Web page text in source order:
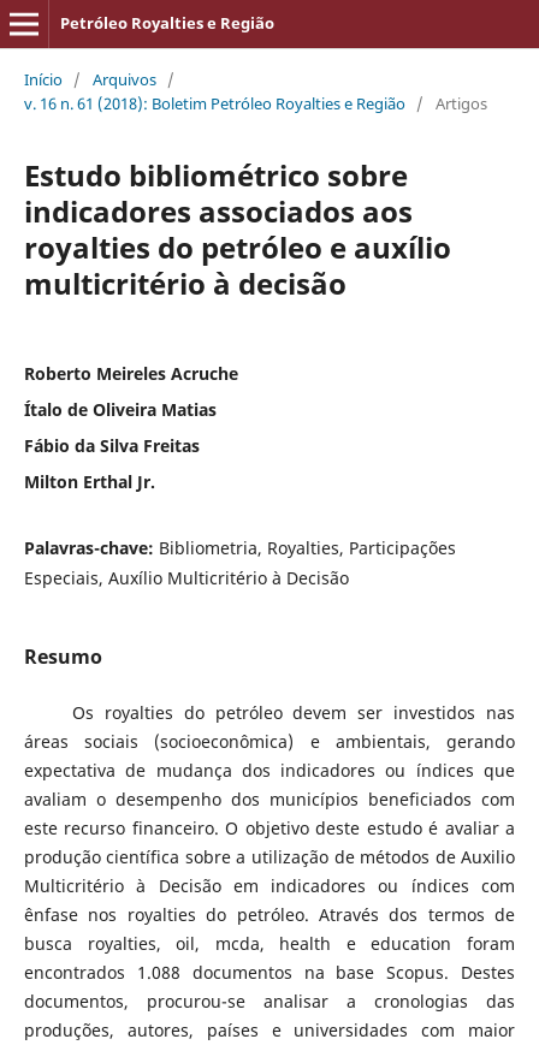
Petróleo Royalties e Região
Início / Arquivos /
v. 16 n. 61 (2018): Boletim Petróleo Royalties e Região / Artigos
Estudo bibliométrico sobre
indicadores associados aos
royalties do petróleo e auxílio
multicritério à decisão
Roberto Meireles Acruche
Ítalo de Oliveira Matias
Fábio da Silva Freitas
Milton Erthal Jr.
Palavras-chave: Bibliometria, Royalties, Participações
Especiais, Auxílio Multicritério à Decisão
Resumo
Os royalties do petróleo devem ser investidos nas
áreas sociais (socioeconômica) e ambientais, gerando
expectativa de mudança dos indicadores ou índices que
avaliam o desempenho dos municípios beneficiados com
este recurso financeiro. O objetivo deste estudo é avaliar a
produção científica sobre a utilização de métodos de Auxilio
Multicritério à Decisão em indicadores ou índices com
ênfase nos royalties do petróleo. Através dos termos de
busca royalties, oil, mcda, health e education foram
encontrados 1.088 documentos na base Scopus. Destes
documentos, procurou-se analisar a cronologias das
produções, autores, países e universidades com maior